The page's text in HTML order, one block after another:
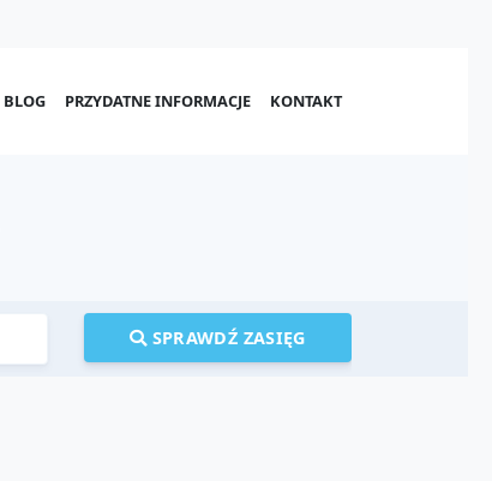
BLOG PRZYDATNE INFORMACJE KONTAKT
SPRAWDŹ ZASIĘG